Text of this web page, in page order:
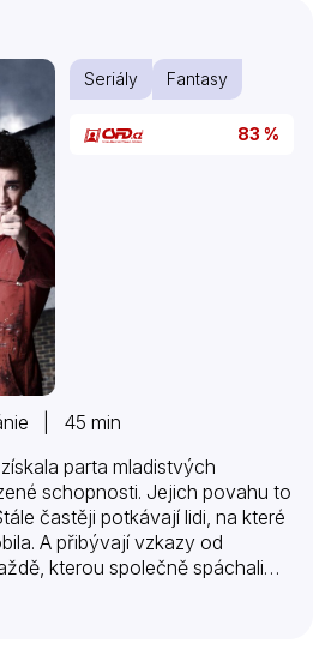
Seriály Fantasy
83 %
| 45 min
parta mladistvých
schopnosti. Jejich povahu to
častěji potkávají lidi, na které
A přibývají vzkazy od
kterou společně spáchali…